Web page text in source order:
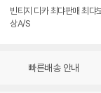
빈티지 디카 최댜판매 최댜
상A/S
빠른배송 안내